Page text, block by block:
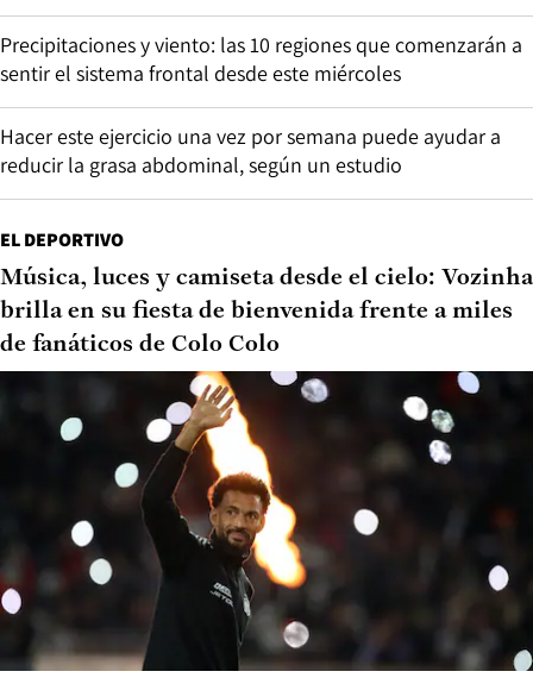
Precipitaciones y viento: las 10 regiones que comenzarán a
sentir el sistema frontal desde este miércoles
Hacer este ejercicio una vez por semana puede ayudar a
reducir la grasa abdominal, según un estudio
EL DEPORTIVO
Música, luces y camiseta desde el cielo: Vozinha
brilla en su fiesta de bienvenida frente a miles
de fanáticos de Colo Colo